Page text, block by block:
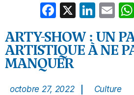
Facebook
X
ARTY-SHOW : UN
ARTISTIQUE À NE
MANQUER
octobre 27, 2022 Culture